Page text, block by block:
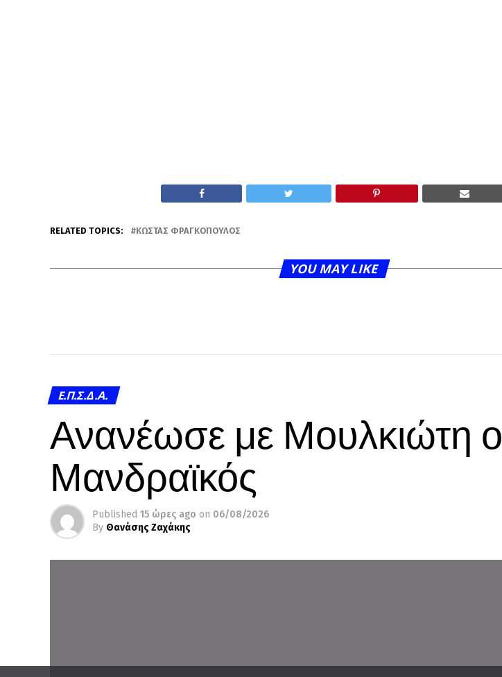
RELATED TOPICS: ΚΏΣΤΑΣ ΦΡΑΓΚΟΠΟΥΛΟΣ
YOU MAY LIKE
Ε.Π.Σ.Δ.Α.
Ανανέωσε με Μουλκιώτη ο
Μανδραϊκός
Published 15 ώρες ago on 06/08/2026
By Θανάσης Ζαχάκης